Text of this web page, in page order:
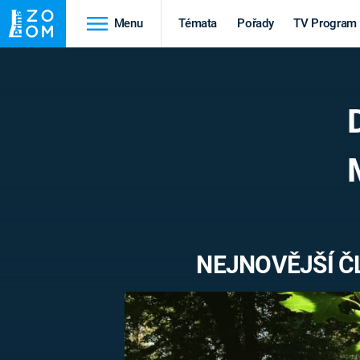
Menu Témata Pořady TV Program
Výročí
NEJNOVĚJŠÍ